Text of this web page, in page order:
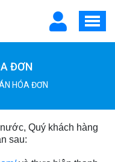
ĐƠN
HÓA ĐƠN
Quý khách hàng
sau: